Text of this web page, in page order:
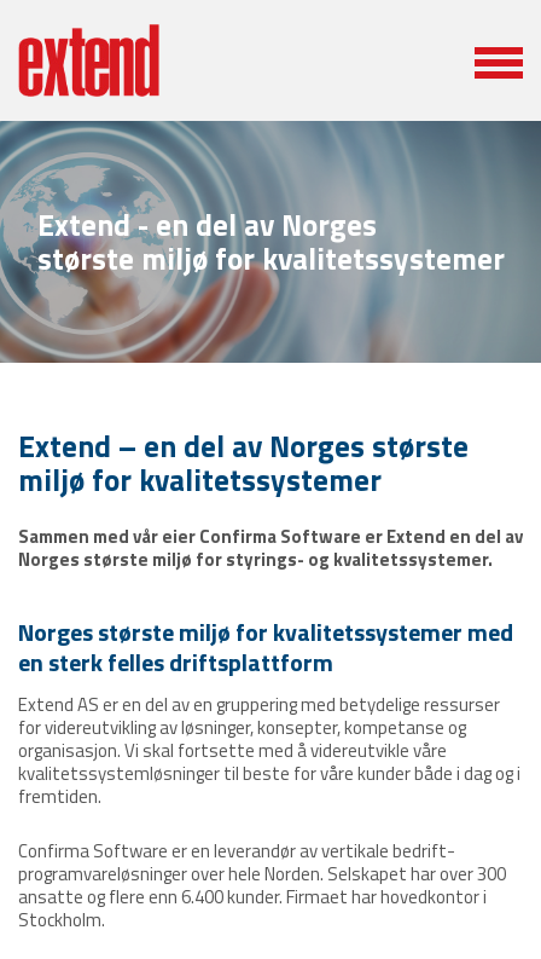
Extend - en del av Norges
største miljø for kvalitetssystemer
Extend – en del av Norges største
miljø for kvalitetssystemer
Sammen med vår eier Confirma Software er Extend en del av
Norges største miljø for styrings- og kvalitetssystemer.
Norges største miljø for kvalitetssystemer med
en sterk felles driftsplattform
Extend AS er en del av en gruppering med betydelige ressurser
for videreutvikling av løsninger, konsepter, kompetanse og
organisasjon. Vi skal fortsette med å videreutvikle våre
kvalitetssystemløsninger til beste for våre kunder både i dag og i
fremtiden.
Confirma Software er en leverandør av vertikale bedrift-
programvareløsninger over hele Norden. Selskapet har over 300
ansatte og flere enn 6.400 kunder. Firmaet har hovedkontor i
Stockholm.